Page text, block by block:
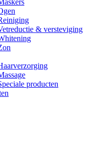
& versteviging
producten